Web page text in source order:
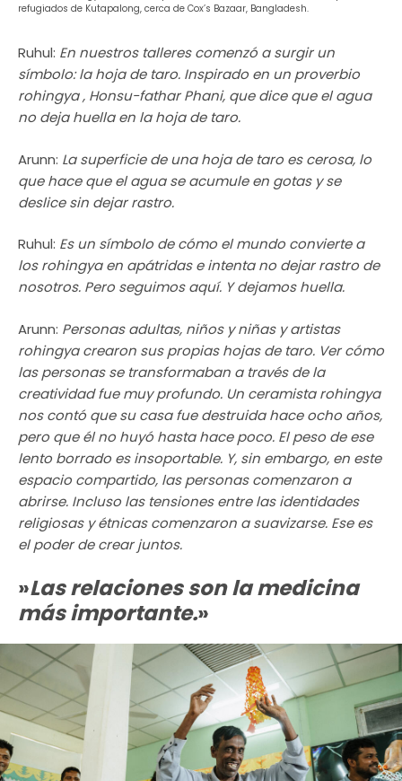
refugiados de Kutapalong, cerca de Cox’s Bazaar, Bangladesh.
Ruhul: En nuestros talleres comenzó a surgir un
símbolo: la hoja de taro. Inspirado en un proverbio
rohingya, Honsu-fathar Phani, que dice que el agua
no deja huella en la hoja de taro.
Arunn: La superficie de una hoja de taro es cerosa, lo
que hace que el agua se acumule en gotas y se
deslice sin dejar rastro.
Ruhul: Es un símbolo de cómo el mundo convierte a
losrohingyaen apátridas e intenta no dejar rastro de
nosotros. Pero seguimos aquí. Y dejamos huella.
Arunn: Personas adultas, niños y niñas y artistas
rohingya crearon sus propias hojas de taro. Ver cómo
las personas se transformaban a través de la
creatividad fue muy profundo. Un ceramistarohingya
nos contó que su casa fue destruida hace ocho años,
pero que él no huyó hasta hace poco. El peso de ese
lento borrado es insoportable. Y, sin embargo, en este
espacio compartido, las personas comenzaron a
abrirse. Incluso las tensiones entre las identidades
religiosas y étnicas comenzaron a suavizarse. Ese es
el poder de crear juntos.
»Las relaciones son la medicina
más importante.»